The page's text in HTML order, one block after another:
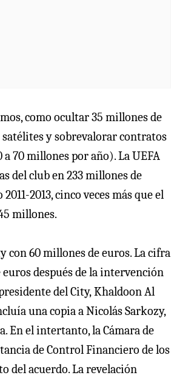
como ocultar 35 millones de
satélites y sobrevalorar contratos
70 millones por año). La UEFA
del club en 233 millones de
2013, cinco veces más que el
millones.
con 60 millones de euros. La cifra
después de la intervención
del City, Khaldoon Al
una copia a Nicolás Sarkozy,
En el intertanto, la Cámara de
de Control Financiero de los
del acuerdo. La revelación